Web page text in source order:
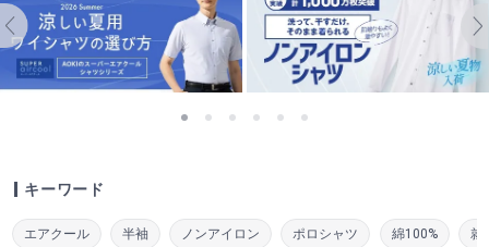
キーワード
エアクール 半袖 ノンアイロン ポロシャツ 綿100% 就